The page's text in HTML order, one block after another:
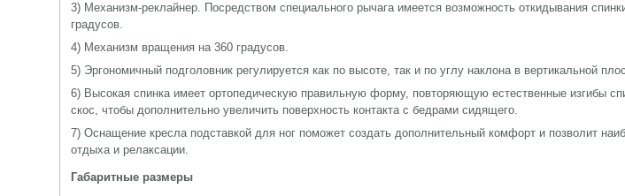
3) Механизм-реклайнер. Посредством специального рычага имеется возможность откидывания
градусов.
4) Механизм вращения на 360 градусов.
5) Эргономичный подголовник регулируется как по высоте, так и по углу наклона в вертикальной
6) Высокая спинка имеет ортопедическую правильную форму, повторяющую естественные изгибы
скос, чтобы дополнительно увеличить поверхность контакта с бедрами сидящего.
7) Оснащение кресла подставкой для ног поможет создать дополнительный комфорт и позволит
отдыха и релаксации.
Габаритные размеры